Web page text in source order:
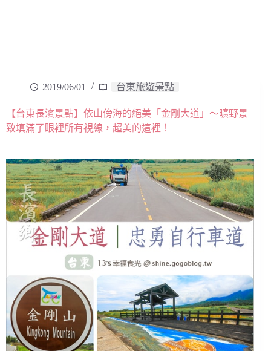
2019/06/01 台東旅遊景點
【台東長濱景點】依山傍海的絕美「金剛大道」～曠野景
致填滿了眼裡所有視線，超美的這裡！